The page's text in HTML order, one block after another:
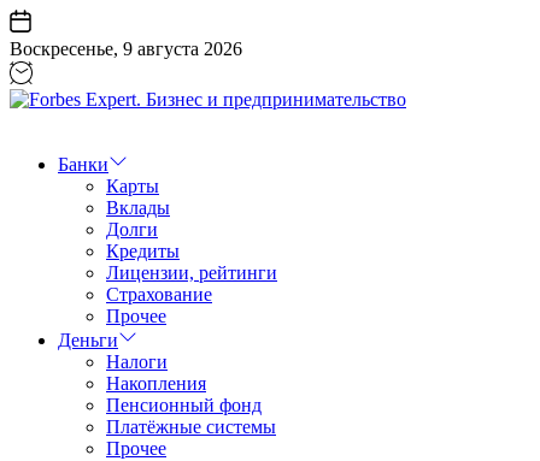
Перейти
к
содержанию
Воскресенье, 9 августа 2026
Бизнес
предпринимательство
Банки
Карты
Вклады
Долги
Кредиты
Лицензии, рейтинги
Страхование
Прочее
Деньги
Налоги
Накопления
Пенсионный фонд
Платёжные системы
Прочее